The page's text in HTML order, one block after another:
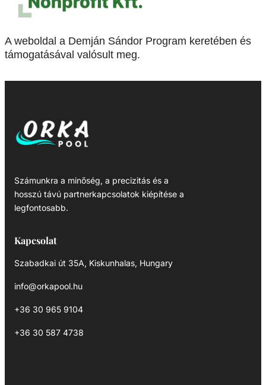
A weboldal a Demján Sándor Program keretében és
támogatásával valósult meg.
Számunkra a minőség, a precizitás és a
hosszú távú partnerkapcsolatok kiépítése a
legfontosabb.
Kapcsolat
Szabadkai út 35A, Kiskunhalas, Hungary
info@orkapool.hu
+36 30 965 9104
+36 30 587 4738